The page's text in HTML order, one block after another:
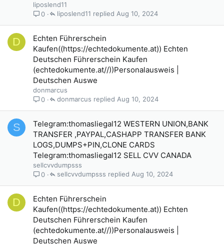
liposlend11
0
Aug 10, 2024
liposlend11
D
Echten Führerschein
Kaufen((https://echtedokumente.at)) Echten
Deutschen Führerschein Kaufen
(echtedokumente.at//))Personalausweis |
Deutschen Auswe
donmarcus
0
Aug 10, 2024
donmarcus
S
Telegram:thomasliegal12 WESTERN UNION,BANK
TRANSFER ,PAYPAL,CASHAPP TRANSFER BANK
LOGS,DUMPS+PIN,CLONE CARDS
Telegram:thomasliegal12 SELL CVV CANADA
sellcvvdumpsss
0
Aug 10, 2024
sellcvvdumpsss
D
Echten Führerschein
Kaufen((https://echtedokumente.at)) Echten
Deutschen Führerschein Kaufen
(echtedokumente.at//))Personalausweis |
Deutschen Auswe